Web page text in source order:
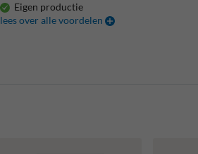
Eigen productie
lees over alle voordelen